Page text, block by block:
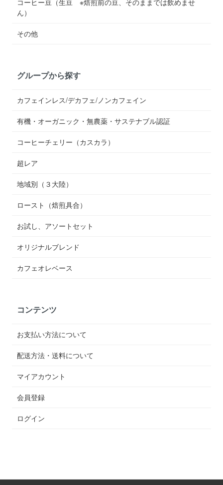
ん）
その他
グループから探す
カフェインレス/デカフェ/ノンカフェイン
有機・オーガニック・無農薬・サステナブル認証
コーヒーチェリー（カスカラ）
超レア
地域別（３大陸）
ロースト（焙煎具合）
お試し、アソートセット
オリジナルブレンド
カフェオレベース
コンテンツ
お支払い方法について
配送方法・送料について
マイアカウント
会員登録
ログイン